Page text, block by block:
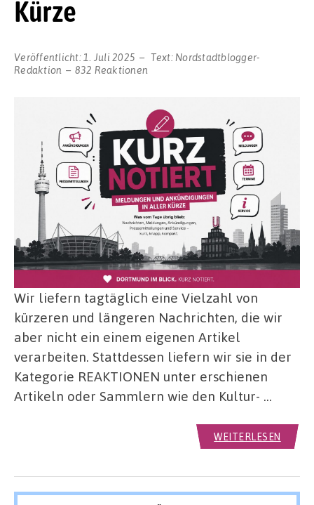
Kürze
Veröffentlicht: 1. Juli 2025 Text: Nordstadtblogger-
Redaktion
832 Reaktionen
Wir liefern tagtäglich eine Vielzahl von
kürzeren und längeren Nachrichten, die wir
aber nicht ein einem eigenen Artikel
verarbeiten. Stattdessen liefern wir sie in der
Kategorie REAKTIONEN unter erschienen
Artikeln oder Sammlern wie den Kultur- …
WEITERLESEN